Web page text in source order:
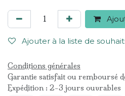
Ajouter à la liste de
Conditions générales
Garantie satisfait ou remboursé
Expédition : 2-3 jours ouvrables